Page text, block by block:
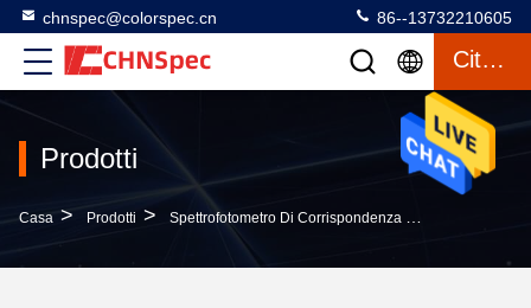
chnspec@colorspec.cn 86--13732210605
Citazione
Prodotti
Casa > Prodotti > Spettrofotometro Di Corrispondenza Di Colore